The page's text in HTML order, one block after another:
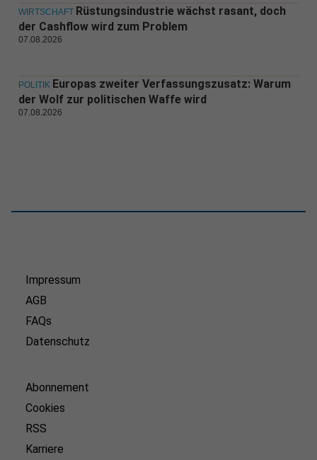
WIRTSCHAFT Rüstungsindustrie wächst rasant, doch
der Cashflow wird zum Problem
07.08.2026
POLITIK Europas zweiter Verfassungszusatz: Warum
der Wolf zur politischen Waffe wird
07.08.2026
Impressum
AGB
FAQs
Datenschutz
Abonnement
Cookies
RSS
Karriere